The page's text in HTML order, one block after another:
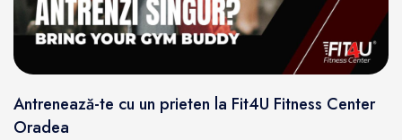
Antrenează-te cu un prieten la Fit4U Fitness Center
Oradea